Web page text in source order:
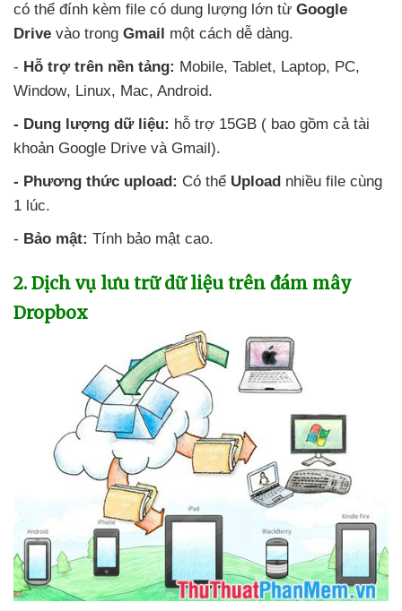
có thể đính kèm file có dung lượng lớn từ Google
Drive vào trong Gmail một cách dễ dàng.
- Hỗ trợ trên nền tảng: Mobile, Tablet, Laptop, PC,
Window, Linux, Mac, Android.
- Dung lượng dữ liệu: hỗ trợ 15GB ( bao gồm cả tài
khoản Google Drive và Gmail).
- Phương thức upload: Có thể Upload nhiều file cùng
1 lúc.
- Bảo mật: Tính bảo mật cao.
2. Dịch vụ lưu trữ dữ liệu trên đám mây
Dropbox